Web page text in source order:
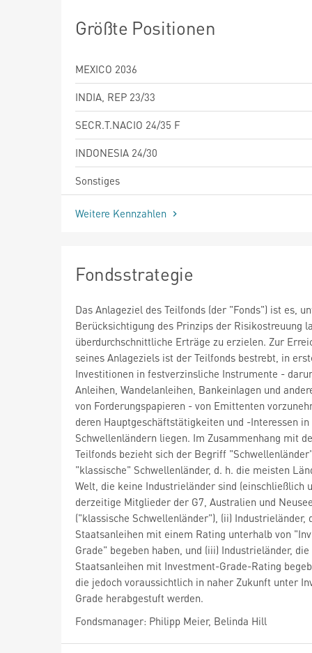
Größte Positionen
MEXICO 2036
INDIA, REP 23/33
SECR.T.NACIO 24/35 F
INDONESIA 24/30
Sonstiges
Weitere Kennzahlen
Fondsstrategie
Das Anlageziel des Teilfonds (der "Fonds") ist es,
Berücksichtigung des Prinzips der Risikostreuung
überdurchschnittliche Erträge zu erzielen. Zur
seines Anlageziels ist der Teilfonds bestrebt, in
Investitionen in festverzinsliche Instrumente -
Anleihen, Wandelanleihen, Bankeinlagen und
von Forderungspapieren - von Emittenten
deren Hauptgeschäftstätigkeiten und -Interessen in
Schwellenländern liegen. Im Zusammenhang mit
Teilfonds bezieht sich der Begriff
"klassische" Schwellenländer, d. h. die meisten
Welt, die keine Industrieländer sind (einschließlich
derzeitige Mitglieder der G7, Australien und
("klassische Schwellenländer"), (ii) Industrieländer,
Staatsanleihen mit einem Rating unterhalb von
Grade" begeben haben, und (iii) Industrieländer, die
Staatsanleihen mit Investment-Grade-Rating
die jedoch voraussichtlich in naher Zukunft unter
Grade herabgestuft werden.
Fondsmanager: Philipp Meier, Belinda Hill